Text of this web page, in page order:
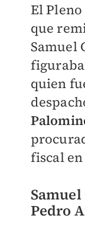
El
que
Samuel
quien
fiscal
Pedro